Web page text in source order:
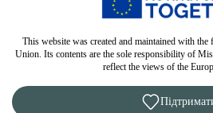
This website was created and maintained with
Union. Its contents are the sole responsibility of
reflect the views of the